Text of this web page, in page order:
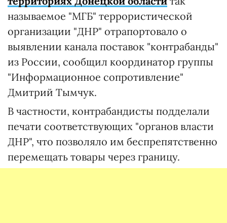
называемое "МГБ" террористической
организации "ДНР" отрапортовало о
выявлении канала поставок "контрабанды"
из России, сообщил координатор группы
"Информационное сопротивление"
Дмитрий Тымчук.
В частности, контрабандисты подделали
печати соответствующих "органов власти
ДНР", что позволяло им беспрепятственно
перемещать товары через границу.